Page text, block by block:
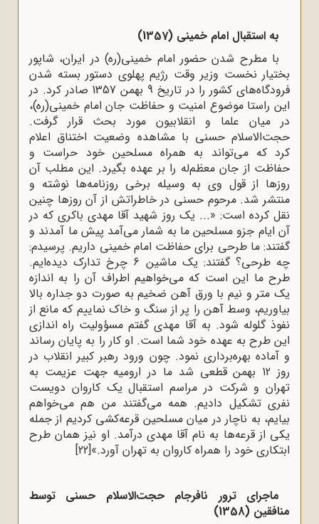
به استقبال امام خمینى (1357)
با مطرح شدن حضور امام خمینى(ره) در ایران، شاپور
بختیار نخست وزیر وقت رژیم پهلوی دستور بسته شدن
فرودگاه‌های کشور را در تاریخ 9 بهمن 1357 صادر کرد. در
این راستا موضوع امنیت و حفاظت جان امام خمینى(ره)،
در میان علما و انقلابیون مورد بحث قرار گرفت.
حجت‌الاسلام حسنی با مشاهده وضعیت اختناق اعلام
کرد که می‌تواند به همراه مسلحین خود‌ حراست و
حفاظت از جان معظم‌له را بر عهده بگیرد. این مطلب آن
روزها از قول وی به وسیله‌ برخى روزنامه‌ها نوشته و
منتشر شد. مرحوم حسنی در خاطراتش از آن روزها چنین
نقل کرده است: «... یک روز شهید آقا مهدى باکرى که در
آن ایام جزو مسلحین ما به شمار مى‌آمد پیش ما آمدند و
گفتند: ما طرحى براى حفاظت امام خمینى داریم. پرسیدم:
چه طرحی؟ گفتند: یک ماشین 6 چرخ تدارک دیده‌ایم.
طرح ما این است که مى‌خواهیم اطراف آن را به اندازه‌
یک متر و نیم با ورق آهن ضخیم به صورت دو جداره بالا
بیاوریم، وسط آهن را پر از سنگ و خاک نماییم که مانع از
نفوذ گلوله شود. به آقا مهدى گفتم مسؤولیت راه‌ اندازى
این طرح به عهده‌ خود شما است. او کار را به پایان رساند
و آماده‌ بهره‌بردارى نمود. چون ورود رهبر کبیر انقلاب در
روز 12 بهمن قطعى شد ما در ارومیه جهت عزیمت به
تهران و شرکت در مراسم استقبال یک کاروان دویست
نفرى تشکیل دادیم. همه مى‌گفتند من هم مى‌خواهم
بیایم، به ناچار در میان مسلحین قرعه‌کشى کردیم از جمله
یکى از قرعه‌ها به نام آقا مهدى درآمد. او نیز همان طرح
ابتکارى خود را همراه کاروان به تهران آورد.»[22]
ماجرای ترور نافرجام حجت‌الاسلام حسنی توسط
منافقین (1358)